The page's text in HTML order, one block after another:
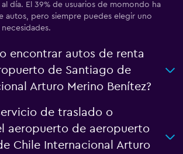
al día. El 39% de usuarios de momondo ha
autos, pero siempre puedes elegir uno
encontrar autos de renta
de Santiago de
Arturo Merino Benítez?
de traslado o
aeropuerto de aeropuerto
Chile Internacional Arturo